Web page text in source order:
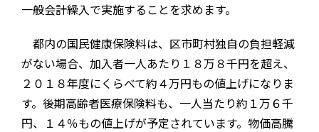
一般会計繰入で実施することを求めます。
都内の国民健康保険料は、区市町村独自の負担軽減
がない場合、加入者一人あたり１８万８千円を超え、
２０１８年度にくらべて約４万円もの値上げになりま
す。後期高齢者医療保険料も、一人当たり約１万６千
円、１４％もの値上げが予定されています。物価高騰